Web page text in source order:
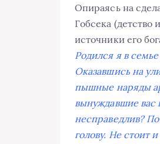
Опираясь на
Гобсека
источники его
Родился я в
Оказавшись на
пышные наряды
вынуждавшие вас
несправедлив?
голову. Не стоит